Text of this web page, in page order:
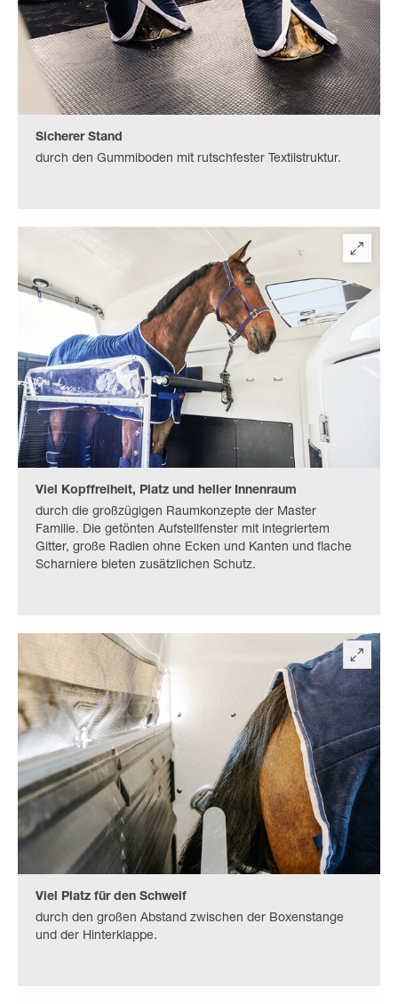
Sicherer Stand
durch den Gummiboden mit rutschfester Textilstruktur.
Viel Kopffreiheit, Platz und heller Innenraum
durch die großzügigen Raumkonzepte der Master
Familie. Die getönten Aufstellfenster mit integriertem
Gitter, große Radien ohne Ecken und Kanten und flache
Scharniere bieten zusätzlichen Schutz.
Viel Platz für den Schweif
durch den großen Abstand zwischen der Boxenstange
und der Hinterklappe.